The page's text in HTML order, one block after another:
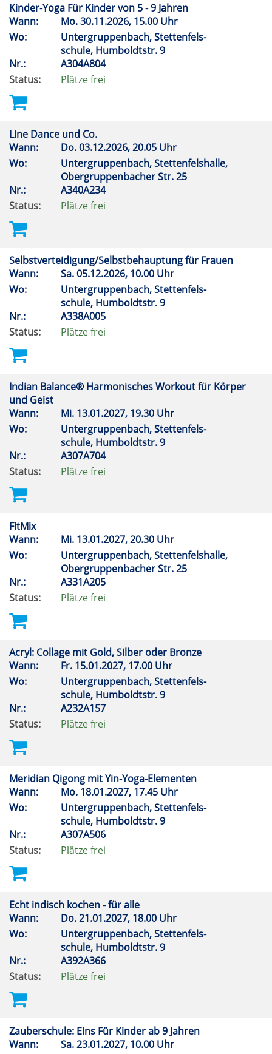
Kinder-Yoga Für Kinder von 5 - 9 Jahren
Wann:
Mo.30.11.2026, 15.00 Uhr
Wo:
Untergruppenbach, Stettenfels-
schule, Humboldtstr. 9
Nr.:
A304A804
Status:
Plätze frei
Line Dance und Co.
Wann:
Do.03.12.2026, 20.05 Uhr
Wo:
Untergruppenbach, Stettenfelshalle,
Obergruppenbacher Str. 25
Nr.:
A340A234
Status:
Plätze frei
Selbstverteidigung/Selbstbehauptung für Frauen
Wann:
Sa.05.12.2026, 10.00 Uhr
Wo:
Untergruppenbach, Stettenfels-
schule, Humboldtstr. 9
Nr.:
A338A005
Status:
Plätze frei
Indian Balance® Harmonisches Workout für Körper
und Geist
Wann:
Mi. 13.01.2027, 19.30 Uhr
Wo:
Untergruppenbach, Stettenfels-
schule, Humboldtstr. 9
Nr.:
A307A704
Status:
Plätze frei
FitMix
Wann:
Mi. 13.01.2027, 20.30 Uhr
Wo:
Untergruppenbach, Stettenfelshalle,
Obergruppenbacher Str. 25
Nr.:
A331A205
Status:
Plätze frei
Acryl: Collage mit Gold, Silber oder Bronze
Wann:
Fr. 15.01.2027, 17.00 Uhr
Wo:
Untergruppenbach, Stettenfels-
schule, Humboldtstr. 9
Nr.:
A232A157
Status:
Plätze frei
Meridian Qigong mit Yin-Yoga-Elementen
Wann:
Mo. 18.01.2027, 17.45 Uhr
Wo:
Untergruppenbach, Stettenfels-
schule, Humboldtstr. 9
Nr.:
A307A506
Status:
Plätze frei
Echt indisch kochen - für alle
Wann:
Do.21.01.2027, 18.00 Uhr
Wo:
Untergruppenbach, Stettenfels-
schule, Humboldtstr. 9
Nr.:
A392A366
Status:
Plätze frei
Zauberschule: Eins Für Kinder ab 9 Jahren
Wann:
Sa.23.01.2027, 10.00 Uhr